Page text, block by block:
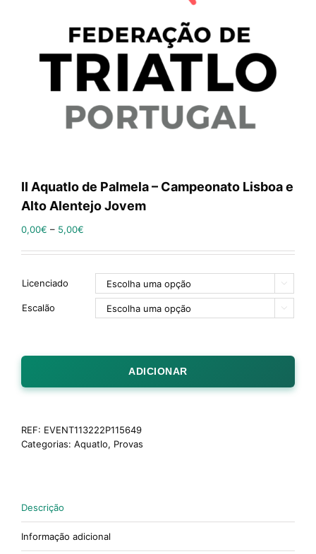
II Aquatlo de Palmela – Campeonato Lisboa e
Alto Alentejo Jovem
0,00€ – 5,00€
Licenciado 
Escalão 
ADICIONAR
REF: EVENT113222P115649
Categorias: Aquatlo, Provas
Descrição
Informação adicional